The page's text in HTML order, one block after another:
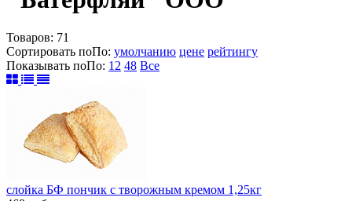
Товаров: 71
Сортировать поПо: умолчанию цене рейтингу
Показывать поПо: 12 48 Все
слойка БФ пончик с творожным кремом 1,25кг